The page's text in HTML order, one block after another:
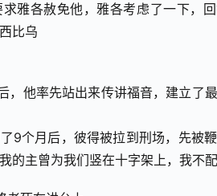
雅各赦免他，雅各考虑了一下，
比乌
他率先站出来传讲福音，建立了
9个月后，彼得被拉到刑场，先被
的主曾为我们竖在十字架上，我不